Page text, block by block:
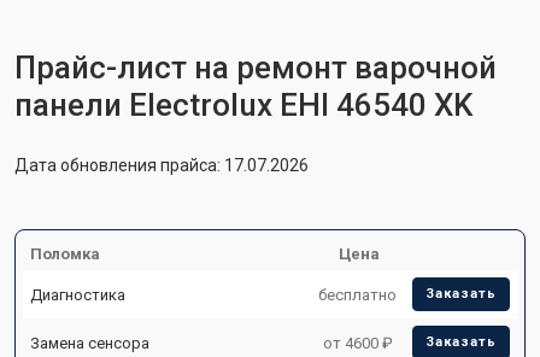
Прайс-лист на ремонт варочной
панели Electrolux EHI 46540 XK
Дата обновления прайса: 17.07.2026
Поломка Цена
Диагностика бесплатно Заказать
Замена сенсора от 4600 ₽ Заказать